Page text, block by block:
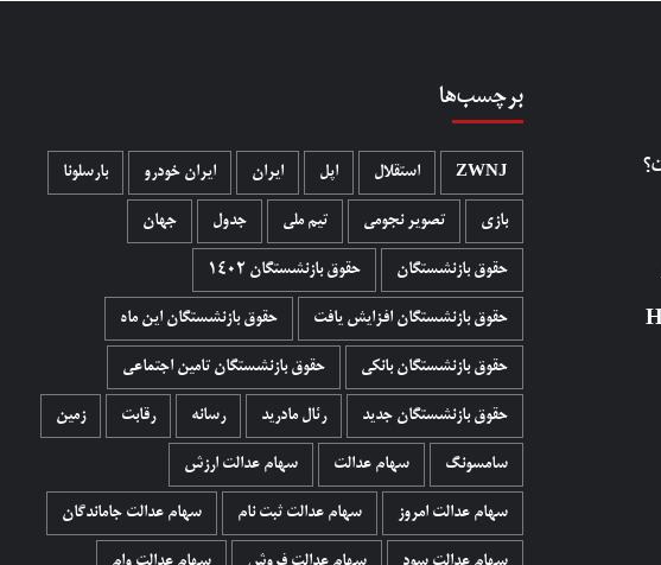
برچسب‌ها
ZWNJ استقلال اپل ایران ایران خودرو بارسلونا
بازی تصویر نجومی تیم ملی جدول جهان
حقوق بازنشستگان حقوق بازنشستگان 1402
حقوق بازنشستگان افزایش یافت حقوق بازنشستگان این ماه
حقوق بازنشستگان بانکی حقوق بازنشستگان تامین اجتماعی
حقوق بازنشستگان جدید رئال مادرید رسانه رقابت زمین
سامسونگ سهام عدالت سهام عدالت ارزش
سهام عدالت امروز سهام عدالت ثبت نام سهام عدالت جاماندگان